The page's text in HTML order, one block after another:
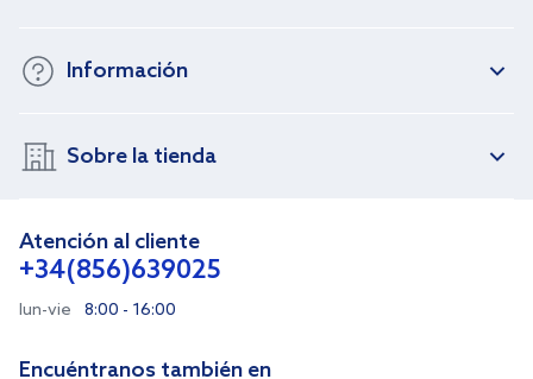
Información
Sobre la tienda
Atención al cliente
+34(856)639025
lun-vie 8:00 - 16:00
Encuéntranos también en